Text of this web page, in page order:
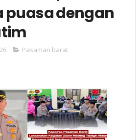
puasa dengan
Pasaman barat